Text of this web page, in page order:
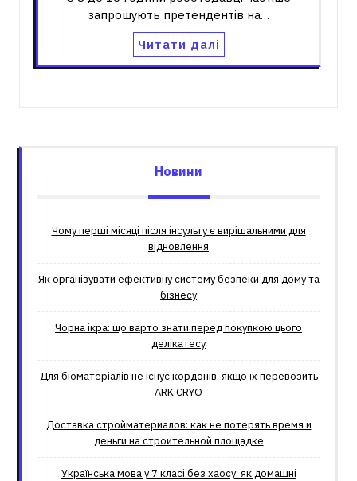
запрошують претендентів на…
Читати далі
Новини
Чому перші місяці після інсульту є вирішальними для
відновлення
Як організувати ефективну систему безпеки для дому та
бізнесу
Чорна ікра: що варто знати перед покупкою цього
делікатесу
Для біоматеріалів не існує кордонів, якщо їх перевозить
ARK.CRYO
Доставка стройматериалов: как не потерять время и
деньги на строительной площадке
Українська мова у 7 класі без хаосу: як домашні